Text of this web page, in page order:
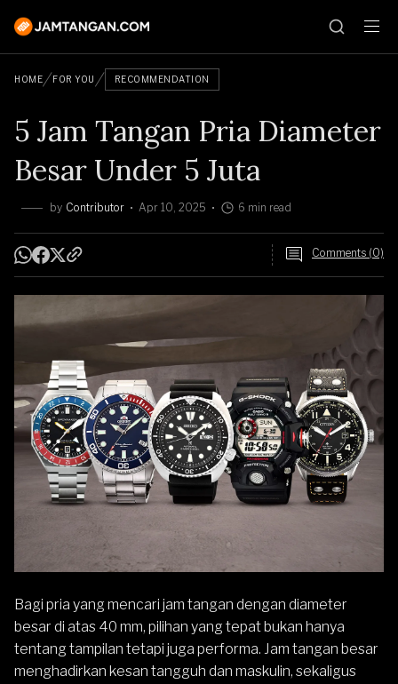
HOME FOR YOU RECOMMENDATION
5 Jam Tangan Pria Diameter
Besar Under 5 Juta
by Contributor Apr 10, 2025 6 min read
Comments (0)
Bagi pria yang mencari jam tangan dengan diameter
besar di atas 40 mm, pilihan yang tepat bukan hanya
tentang tampilan tetapi juga performa. Jam tangan besar
menghadirkan kesan tangguh dan maskulin, sekaligus